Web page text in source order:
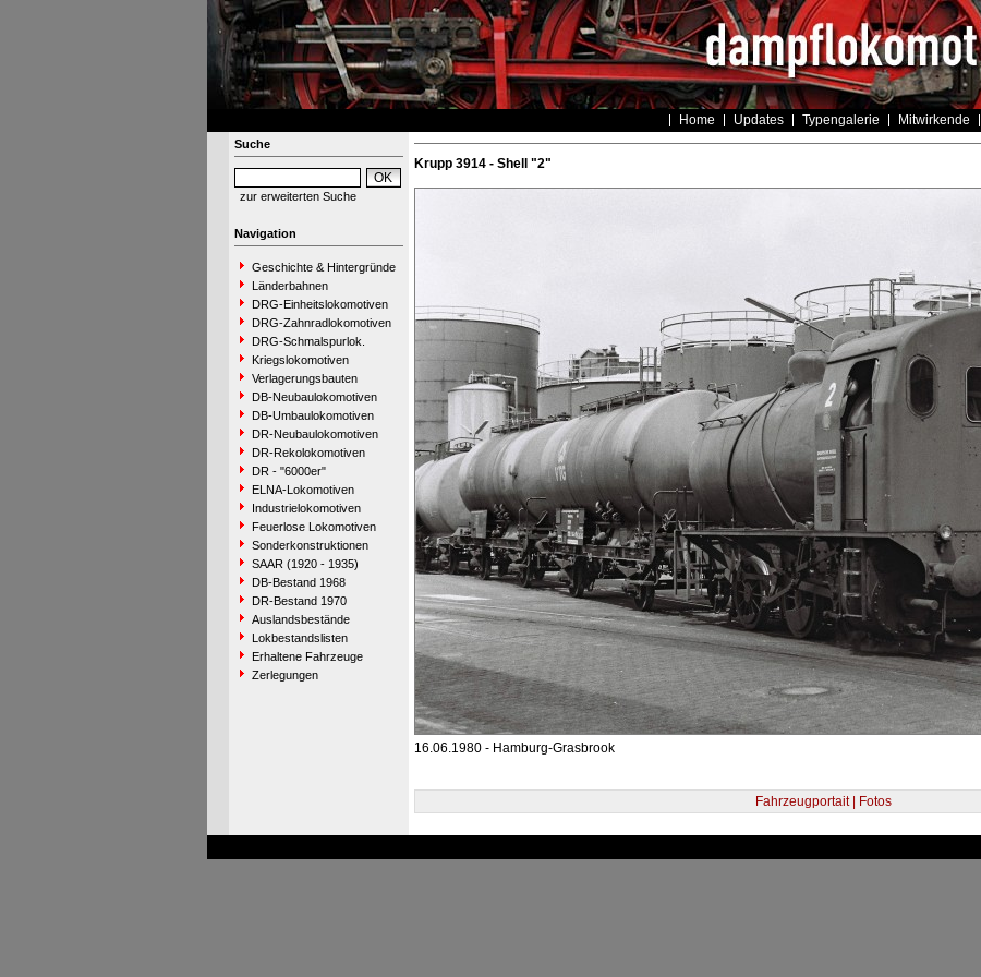
Home Updates Typengalerie Mitwirkende
Suche
zur erweiterten Suche
Navigation
Geschichte & Hintergründe
Länderbahnen
DRG-Einheitslokomotiven
DRG-Zahnradlokomotiven
DRG-Schmalspurlok.
Kriegslokomotiven
Verlagerungsbauten
DB-Neubaulokomotiven
DB-Umbaulokomotiven
DR-Neubaulokomotiven
DR-Rekolokomotiven
DR - "6000er"
ELNA-Lokomotiven
Industrielokomotiven
Feuerlose Lokomotiven
Sonderkonstruktionen
SAAR (1920 - 1935)
DB-Bestand 1968
DR-Bestand 1970
Auslandsbestände
Lokbestandslisten
Erhaltene Fahrzeuge
Zerlegungen
Krupp 3914 - Shell "2"
16.06.1980 - Hamburg-Grasbrook
Fahrzeugportait | Fotos